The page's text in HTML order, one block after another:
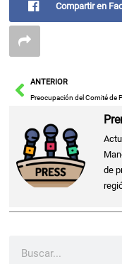
Compartir en
AntANTERIOR
de